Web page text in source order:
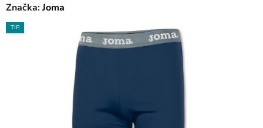
hodnocení
produktu
Značka:Joma
TIP